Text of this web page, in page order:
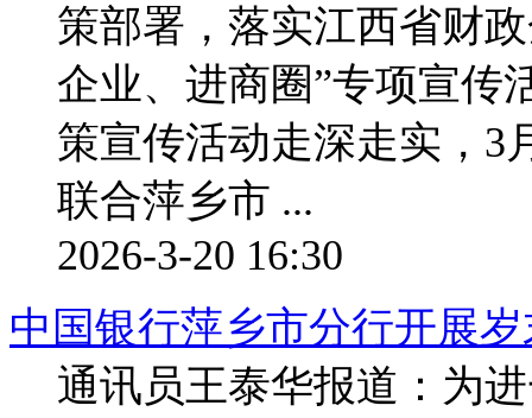
策部署，落实江西省财
企业、进商圈”专项宣传
策宣传活动走深走实，3
联合萍乡市 ...
2026-3-20 16:30
中国银行萍乡市分行开展
通讯员王泰华报道：为